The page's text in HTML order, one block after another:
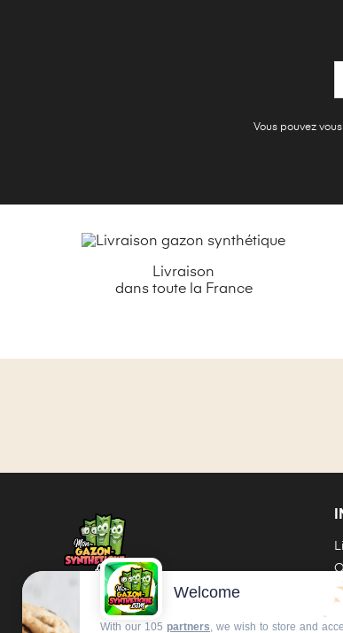
Vous pouvez
Livraison
dans toute la France
Welcome
With our 105 partners, we wish to store and